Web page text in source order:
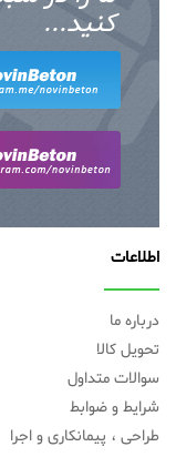
کنید...
اطلاعات
درباره ما
تحویل کالا
سوالات متداول
شرایط و ضوابط
طراحی ، پیمانکاری و اجرا